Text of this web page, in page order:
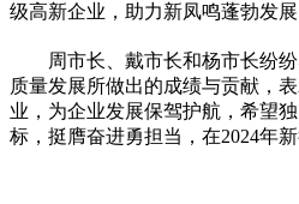
级高新企业，助力新凤鸣蓬勃发展
周市长、戴市长和杨市长纷
质量发展所做出的成绩与贡献，
业，为企业发展保驾护航，希望
标，挺膺奋进勇担当，在2024年